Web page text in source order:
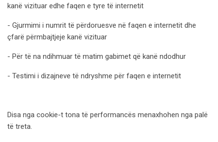
kanë vizituar edhe faqen e tyre të internetit
- Gjurmimi i numrit të përdoruesve në faqen e internetit dhe
çfarë përmbajtjeje kanë vizituar
- Për të na ndihmuar të matim gabimet që kanë ndodhur
- Testimi i dizajneve të ndryshme për faqen e internetit
Disa nga cookie-t tona të performancës menaxhohen nga palë
të treta.